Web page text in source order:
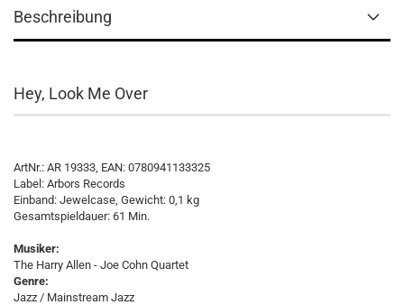
Beschreibung
Hey, Look Me Over
ArtNr.: AR 19333, EAN: 0780941133325
Label: Arbors Records
Einband: Jewelcase, Gewicht: 0,1 kg
Gesamtspieldauer: 61 Min.
Musiker:
The Harry Allen - Joe Cohn Quartet
Genre:
Jazz / Mainstream Jazz